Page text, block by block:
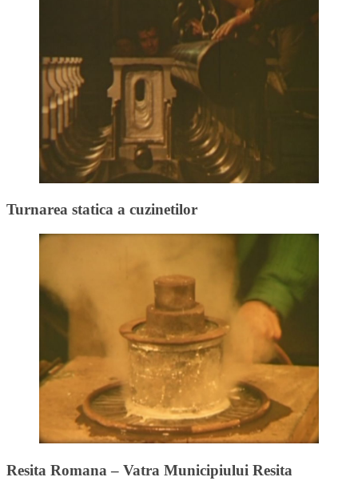
Turnarea statica a cuzinetilor
Resita Romana – Vatra Municipiului Resita